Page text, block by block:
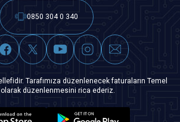
0850 304 0 340
Tarafımıza düzenlenecek faturaların Temel
düzenlenmesini rica ederiz.